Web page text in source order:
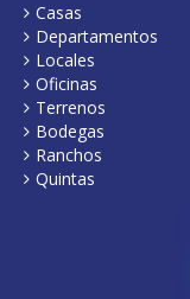
Casas
Departamentos
Locales
Oficinas
Terrenos
Bodegas
Ranchos
Quintas